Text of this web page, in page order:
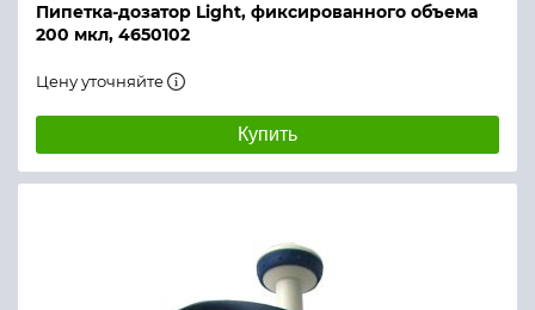
Пипетка-дозатор Light, фиксированного объема
200 мкл, 4650102
Цену уточняйте
Купить